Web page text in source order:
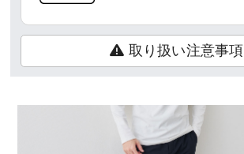
取り扱い注意事項